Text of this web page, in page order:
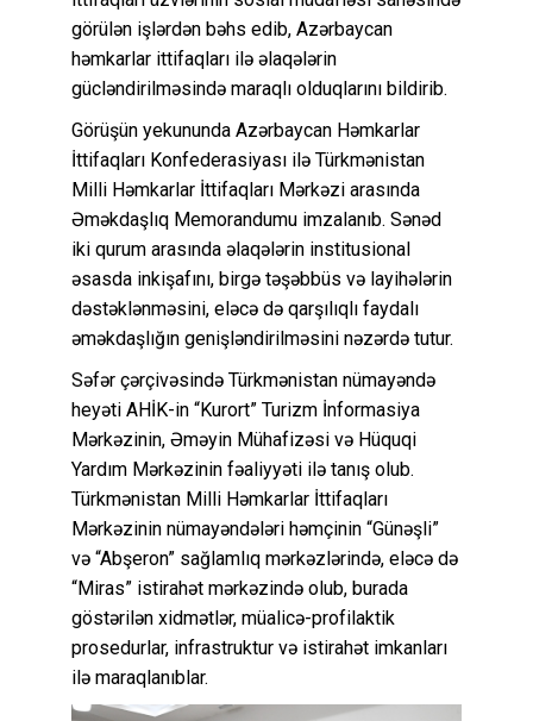
görülən işlərdən bəhs edib, Azərbaycan
həmkarlar ittifaqları ilə əlaqələrin
gücləndirilməsində maraqlı olduqlarını bildirib.
Görüşün yekununda Azərbaycan Həmkarlar
İttifaqları Konfederasiyası ilə Türkmənistan
Milli Həmkarlar İttifaqları Mərkəzi arasında
Əməkdaşlıq Memorandumu imzalanıb. Sənəd
iki qurum arasında əlaqələrin institusional
əsasda inkişafını, birgə təşəbbüs və layihələrin
dəstəklənməsini, eləcə də qarşılıqlı faydalı
əməkdaşlığın genişləndirilməsini nəzərdə tutur.
Səfər çərçivəsində Türkmənistan nümayəndə
heyəti AHİK-in “Kurort” Turizm İnformasiya
Mərkəzinin, Əməyin Mühafizəsi və Hüquqi
Yardım Mərkəzinin fəaliyyəti ilə tanış olub.
Türkmənistan Milli Həmkarlar İttifaqları
Mərkəzinin nümayəndələri həmçinin “Günəşli”
və “Abşeron” sağlamlıq mərkəzlərində, eləcə də
“Miras” istirahət mərkəzində olub, burada
göstərilən xidmətlər, müalicə-profilaktik
prosedurlar, infrastruktur və istirahət imkanları
ilə maraqlanıblar.